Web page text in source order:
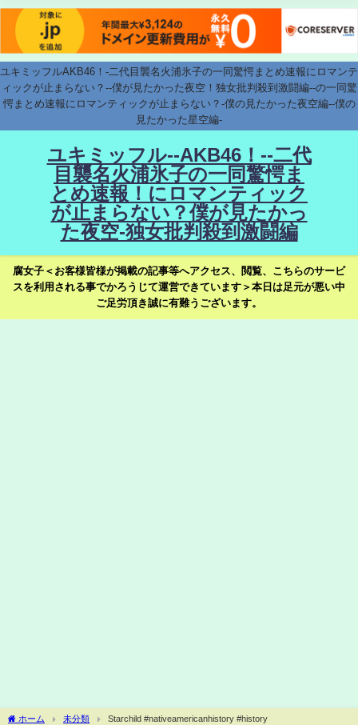
ユキミッフルAKB46！-二代目襲名火浦氷子の一同驚愕まとめ速報にロマンテ
ィックが止まらない？--僕が見たかった夜空！独女批判殺到激闘編--の一同驚
愕まとめ速報にロマンティックが止まらない？-僕の見たかった夜空編--僕の
見たかった星空編-
ユキミッフル--AKB46！--二代
目襲名火浦氷子の一同驚愕ま
とめ速報！にロマンティック
が止まらない？僕が見たかっ
た夜空-独女批判殺到激闘編
腐女子＜お客様皆様が掲載の記事等へアクセス、閲覧、こちらのサービ
スを利用される事でかろうじて運営できています＞本日は足元が悪い中
ご足労頂き誠に有難うございます。
ホーム 未分類 Starchild #nativeamericanhistory #history